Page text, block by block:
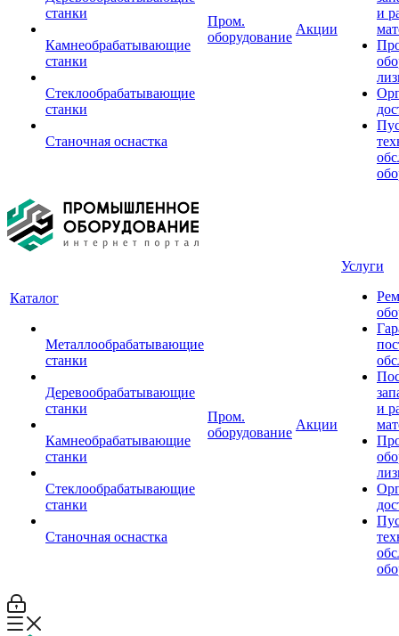
станки
Камнеобрабатывающие
станки
Стеклообрабатывающие
станки
Станочная оснастка
Пром.
оборудование
Акции
и
Каталог
Металлообрабатывающие
станки
Деревообрабатывающие
станки
Камнеобрабатывающие
станки
Стеклообрабатывающие
станки
Станочная оснастка
Пром.
оборудование
Акции
Услуги
и